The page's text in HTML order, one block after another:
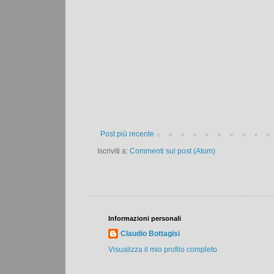
Post più recente
Iscriviti a: Commenti sul post (Atom)
Informazioni personali
Claudio Bottagisi
Visualizza il mio profilo completo